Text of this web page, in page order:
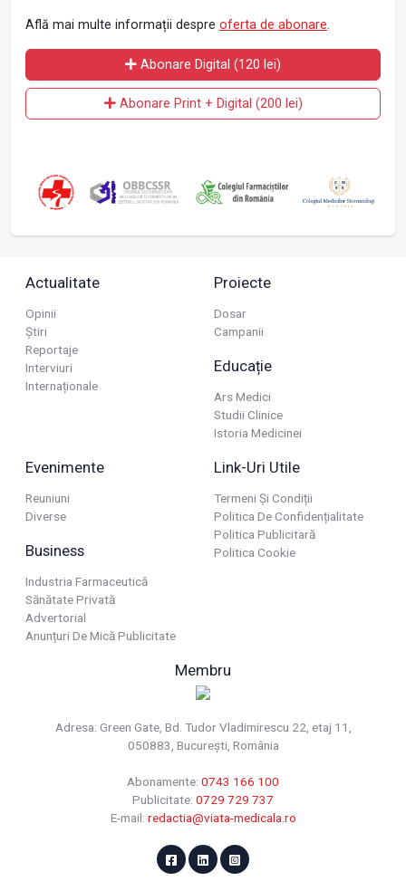
Află mai multe informații despre oferta de abonare.
Abonare Digital (120 lei)
Abonare Print + Digital (200 lei)
Actualitate
Opinii
Știri
Reportaje
Interviuri
Internaționale
Proiecte
Dosar
Campanii
Educație
Ars Medici
Studii Clinice
Istoria Medicinei
Evenimente
Reuniuni
Diverse
Business
Industria Farmaceutică
Sănătate Privată
Advertorial
Anunțuri De Mică Publicitate
Link-Uri Utile
Termeni Și Condiții
Politica De Confidențialitate
Politica Publicitară
Politica Cookie
Membru
Adresa: Green Gate, Bd. Tudor Vladimirescu 22, etaj 11,
050883, Bucureşti, România
Abonamente: 0743 166 100
Publicitate: 0729 729 737
E-mail: redactia@viata-medicala.ro